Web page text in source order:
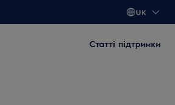
UK
Статті підтримки